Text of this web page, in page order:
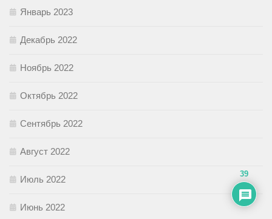
Январь 2023
Декабрь 2022
Ноябрь 2022
Октябрь 2022
Сентябрь 2022
Август 2022
Июль 2022
Июнь 2022
39